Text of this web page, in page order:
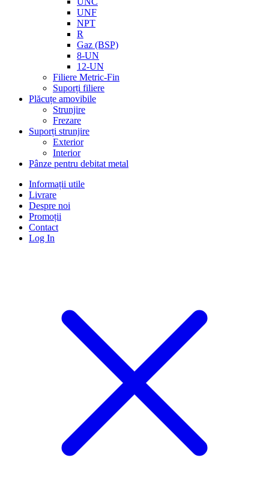
UNF
NPT
R
Gaz (BSP)
8-UN
12-UN
Filiere Metric-Fin
Suporți filiere
Plăcuțe amovibile
Strunjire
Frezare
Suporți strunjire
Exterior
Interior
Pânze pentru debitat metal
Informații utile
Livrare
Despre noi
Promoții
Contact
Log In